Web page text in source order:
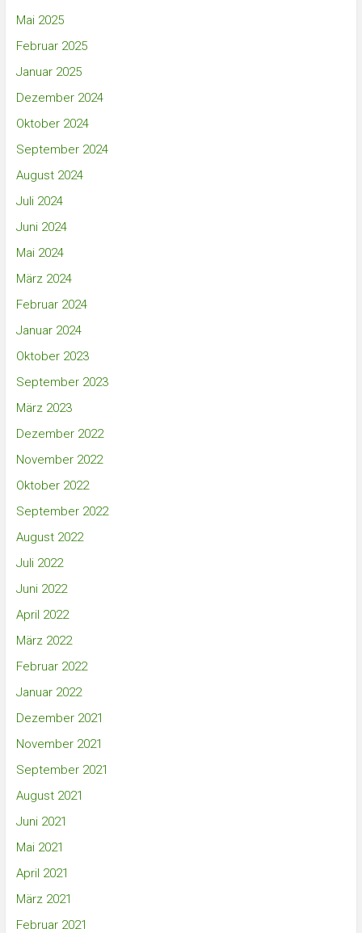
Mai 2025
Februar 2025
Januar 2025
Dezember 2024
Oktober 2024
September 2024
August 2024
Juli 2024
Juni 2024
Mai 2024
März 2024
Februar 2024
Januar 2024
Oktober 2023
September 2023
März 2023
Dezember 2022
November 2022
Oktober 2022
September 2022
August 2022
Juli 2022
Juni 2022
April 2022
März 2022
Februar 2022
Januar 2022
Dezember 2021
November 2021
September 2021
August 2021
Juni 2021
Mai 2021
April 2021
März 2021
Februar 2021